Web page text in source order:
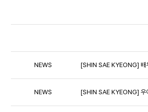
NEWS [SHIN SAE KYEONG] 배
NEWS [SHIN SAE KYEONG] 우